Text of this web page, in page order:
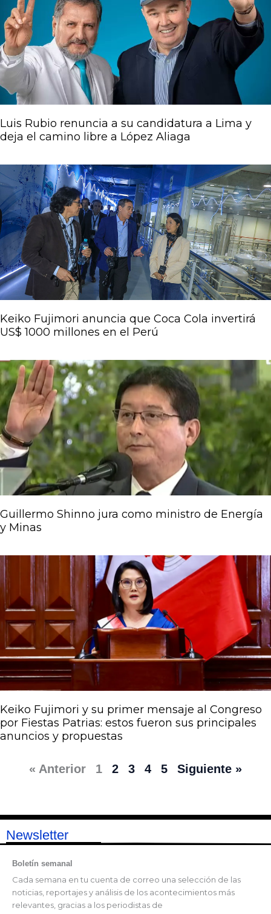
Luis Rubio renuncia a su candidatura a Lima y
deja el camino libre a López Aliaga
Keiko Fujimori anuncia que Coca Cola invertirá
US$ 1000 millones en el Perú
Guillermo Shinno jura como ministro de Energía
y Minas
Keiko Fujimori y su primer mensaje al Congreso
por Fiestas Patrias: estos fueron sus principales
anuncios y propuestas
« Anterior 1 2 3 4 5 Siguiente »
Newsletter
Boletín semanal
Cada semana en tu cuenta de correo una selección de las
noticias, reportajes y análisis de los acontecimientos más
relevantes, gracias a los periodistas de